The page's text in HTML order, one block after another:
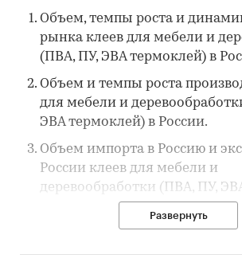
Объем, темпы роста и
рынка клеев для мебели и
(ПВА, ПУ, ЭВА термоклей) в
Объем и темпы роста
для мебели и
ЭВА термоклей) в России.
Объем импорта в Россию и
России клеев для мебели и
деревообработки (ПВА, ПУ,
Рыночные доли
клеев для мебели и
ПУ, ЭВА термоклей) в России.
Развернуть